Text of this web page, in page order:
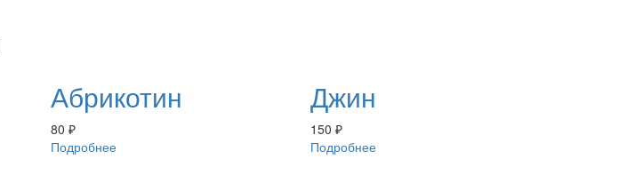
Абрикотин
80 ₽
Подробнее
Джин
150₽
Подробнее